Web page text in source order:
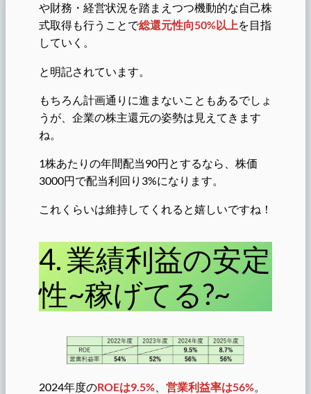
や財務・経営状況を踏まえつつ機動的な自己株
式取得も行うことで総還元性向50%以上を目指
していく。
と明記されています。
もちろん計画通りに進まないこともあるでしょ
うが、企業の株主還元の姿勢は見えてきます
ね。
1株あたりの年間配当90円とするなら、株価
3000円で配当利回り3%になります。
これくらいは維持してくれると嬉しいですね！
4. 業績利益の安定
性~稼げてる?~
2024年度のROEは9.5% 営業利益率は56%